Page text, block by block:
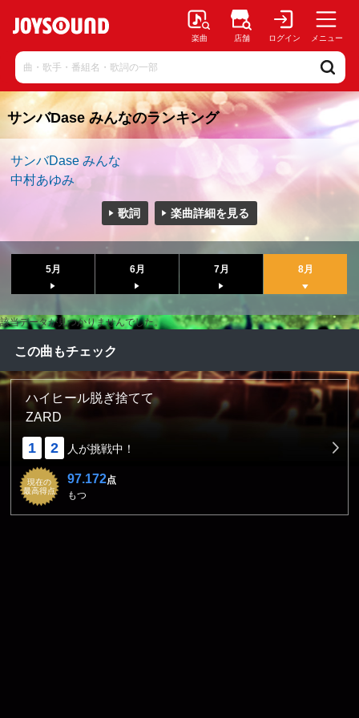
楽曲 店舗 ログイン メニュー
サンバDase みんなのランキング
サンバDase みんな
中村あゆみ
歌詞 楽曲詳細を見る
5月 6月 7月 8月
該当データが見つかりませんでした。
この曲もチェック
ハイヒール脱ぎ捨てて
ZARD
1 2 人が挑戦中！
現在の
最高得点
97.172点
もつ